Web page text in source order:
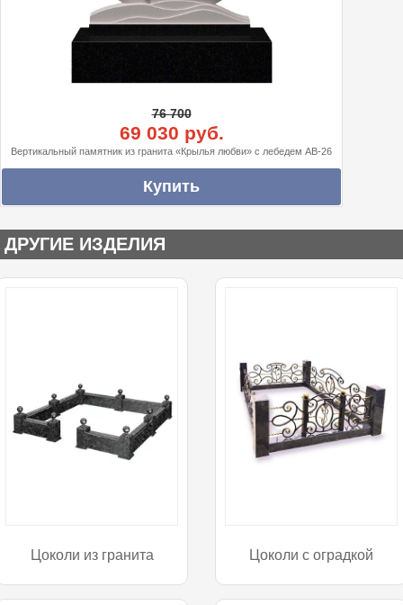
76 700
69 030 руб.
Вертикальный памятник из гранита «Крылья любви» с лебедем АВ-26
ДРУГИЕ ИЗДЕЛИЯ
Цоколи из гранита Цоколи с оградкой